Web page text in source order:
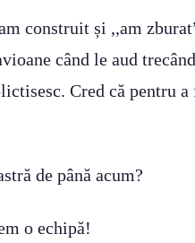
construit și ,,am
când le aud
Cred că pentru
de până acum?
o echipă!